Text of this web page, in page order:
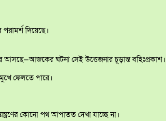
দিয়েছে।
আসছে—আজকের ঘটনা সেই উত্তেজনার চূড়ান্ত বহিঃপ্রকাশ।
ফেলতে পারে।
কোনো পথ আপাতত দেখা যাচ্ছে না।